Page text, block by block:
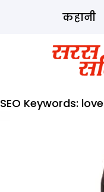
कहानी
SEO Keywords: